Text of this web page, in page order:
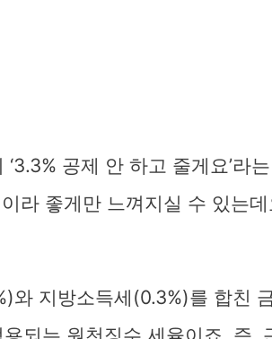
공제 안 하고 줄게요’라
라 좋게만 느껴지실 수 있는
와 지방소득세(0.3%)를 합친